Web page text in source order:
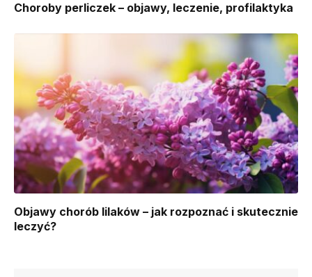
Choroby perliczek – objawy, leczenie, profilaktyka
Objawy chorób lilaków – jak rozpoznać i skutecznie
leczyć?